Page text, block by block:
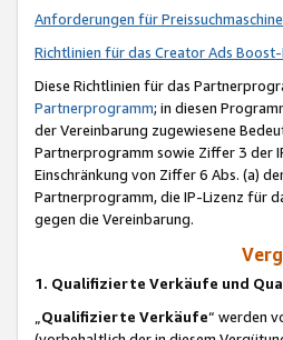
Anforderungen für
Richtlinien für das Creator Ads
Diese Richtlinien für das
Partnerprogramm; in diesen
der Vereinbarung zugewiesene
Partnerprogramm sowie Ziffer 3 der
Einschränkung von Ziffer 6 Abs. (a)
Partnerprogramm, die IP-Lizenz für
gegen die Vereinbarung.
1. Qualifizierte Verkäufe und
Qualifizierte Verkäufe“ werden